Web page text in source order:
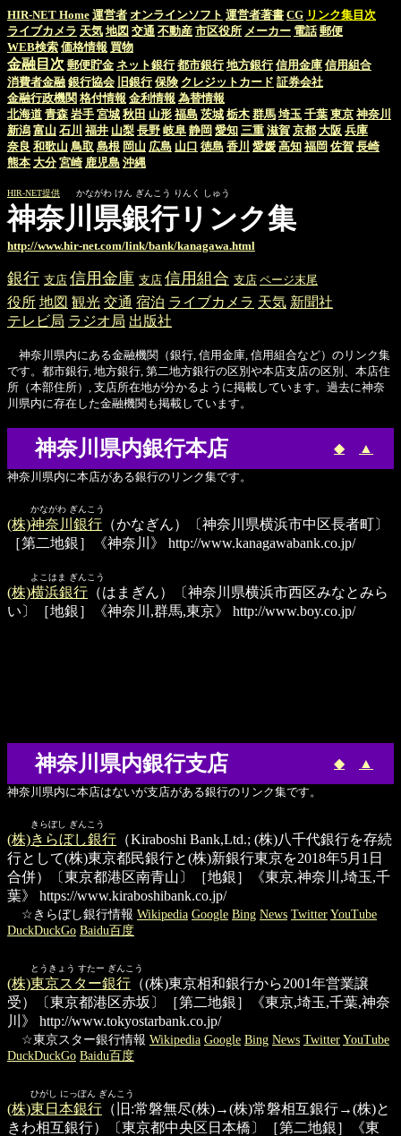
HIR-NET Home 運営者 オンラインソフト 運営者著書 CG リンク集目次
ライブカメラ 天気 地図 交通 不動産 市区役所 メーカー 電話 郵便
WEB検索 価格情報 買物
金融目次 郵便貯金 ネット銀行 都市銀行 地方銀行 信用金庫 信用組合
消費者金融 銀行協会 旧銀行 保険 クレジットカード 証券会社
金融行政機関 格付情報 金利情報 為替情報
北海道 青森 岩手 宮城 秋田 山形 福島 茨城 栃木 群馬 埼玉 千葉 東京 神奈川
新潟 富山 石川 福井 山梨 長野 岐阜 静岡 愛知 三重 滋賀 京都 大阪 兵庫
奈良 和歌山 鳥取 島根 岡山 広島 山口 徳島 香川 愛媛 高知 福岡 佐賀 長崎
熊本 大分 宮崎 鹿児島 沖縄
HIR-NET提供 かながわ けん ぎんこう りんく しゅう
神奈川県銀行リンク集
http://www.hir-net.com/link/bank/kanagawa.html
銀行 支店 信用金庫 支店 信用組合 支店 ページ末尾
役所 地図 観光 交通 宿泊 ライブカメラ 天気 新聞社
テレビ局 ラジオ局 出版社
神奈川県内にある金融機関（銀行, 信用金庫, 信用組合など）のリンク集
です。都市銀行, 地方銀行, 第二地方銀行の区別や本店支店の区別、本店住
所（本部住所）, 支店所在地が分かるように掲載しています。過去に神奈
川県内に存在した金融機関も掲載しています。
神奈川県内銀行本店 ◆ ▲
神奈川県内に本店がある銀行のリンク集です。
かながわ ぎんこう
(株)神奈川銀行 （かなぎん）〔神奈川県横浜市中区長者町〕
［第二地銀］《神奈川》
http://www.kanagawabank.co.jp/
よこはま ぎんこう
(株)横浜銀行 （はまぎん）〔神奈川県横浜市西区みなとみら
い〕［地銀］《神奈川,群馬,東京》
http://www.boy.co.jp/
神奈川県内銀行支店 ◆ ▲
神奈川県内に本店はないが支店がある銀行のリンク集です。
きらぼし ぎんこう
(株)きらぼし銀行 （Kiraboshi Bank,Ltd.; (株)八千代銀行を存続
行として(株)東京都民銀行と(株)新銀行東京を2018年5月1日
合併）〔東京都港区南青山〕［地銀］《東京,神奈川,埼玉,千
葉》
https://www.kiraboshibank.co.jp/
☆きらぼし銀行情報 Wikipedia Google Bing News Twitter YouTube
DuckDuckGo Baidu百度
とうきょう すたー ぎんこう
(株)東京スター銀行 （(株)東京相和銀行から2001年営業譲
受）〔東京都港区赤坂〕［第二地銀］《東京,埼玉,千葉,神奈
川》
http://www.tokyostarbank.co.jp/
☆東京スター銀行情報 Wikipedia Google Bing News Twitter YouTube
DuckDuckGo Baidu百度
ひがし にっぽん ぎんこう
(株)東日本銀行 （旧:常磐無尽(株)→(株)常磐相互銀行→(株)と
きわ相互銀行）〔東京都中央区日本橋〕［第二地銀］《東